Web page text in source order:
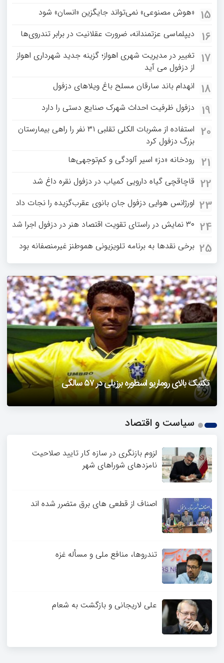
15 «هوش مصنوعی» نمی‌تواند جایگزین «انسان» شود
16 دیپلماسی عزتمندانه، ضرورت عقلانیت در برابر تندروی‌ها
17 تغییر در مدیریت شهری اهواز؛ گزینه جدید شهرداری اهواز
از دزفول می آید
18 انهدام باند سارقان مسلح باغ‌ ویلاهای دزفول
19 دزفول ظرفیت احداث شهرک صنایع دستی را دارد
20
استفاده از مشربات الکلی تقلبی ۳۱ نفر را راهی بیمارستان
بزرگ دزفول کرد
21 رودخانه «دز» اسیر آلودگی و کم‌توجهی‌ها
22 قاچاقچی گیاه دارویی کمیاب در دزفول نقره داغ شد
23 اورژانس هوایی دزفول جان بانوی عقرب‌گزیده را نجات داد
24 ۳۰ نمایش در راستای تقویت اقتصاد هنر در دزفول اجرا شد
25 برخی نقدها به برنامه تلویزیونی هموطنز غیرمنصفانه بود
تکنیک بالای روماریو اسطوره برزیلی در ۵۷ سالگی
فیلمی از یک خواننده زن در توئیتر ضرغامی جنجالی شد
حمله تند مصطفی کواکبیان به مجری جنجالی صدا و سیما
دزفول را باید دید
2
سیاست و اقتصاد
لزوم بازنگری در سازه کار تایید صلاحیت
نامزدهای شوراهای شهر
اصناف از قطعی های برق متضرر شده اند
تندروها، منافع ملی و مسأله غزه
علی لاریجانی و بازگشت به شعام